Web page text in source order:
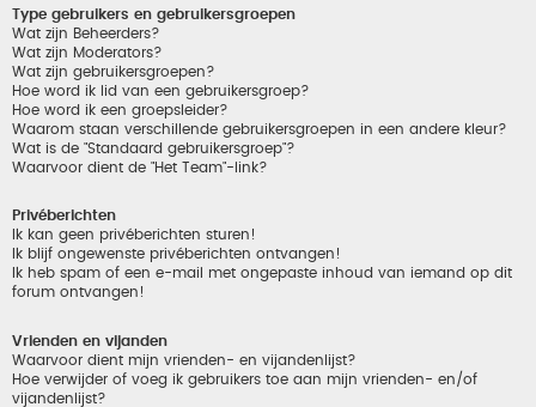
Type gebruikers en gebruikersgroepen
Wat zijn Beheerders?
Wat zijn Moderators?
Wat zijn gebruikersgroepen?
Hoe word ik lid van een gebruikersgroep?
Hoe word ik een groepsleider?
Waarom staan verschillende gebruikersgroepen in een andere kleur?
Wat is de "Standaard gebruikersgroep"?
Waarvoor dient de "Het Team"-link?
Privéberichten
Ik kan geen privéberichten sturen!
Ik blijf ongewenste privéberichten ontvangen!
Ik heb spam of een e-mail met ongepaste inhoud van iemand op dit
forum ontvangen!
Vrienden en vijanden
Waarvoor dient mijn vrienden- en vijandenlijst?
Hoe verwijder of voeg ik gebruikers toe aan mijn vrienden- en/of
vijandenlijst?